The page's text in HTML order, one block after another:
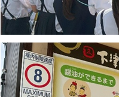
「はぐくみ
2015年7月10日
砂浜の生き
2015年7月 7日